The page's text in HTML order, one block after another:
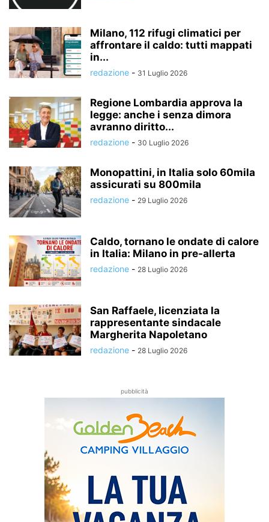
Milano, 112 rifugi climatici per
affrontare il caldo: tutti mappati
in...
redazione - 31 Luglio 2026
Regione Lombardia approva la
legge: anche i senza dimora
avranno diritto...
redazione - 30 Luglio 2026
Monopattini, in Italia solo 60mila
assicurati su 800mila
redazione - 29 Luglio 2026
Caldo, tornano le ondate di calore
in Italia: Milano in pre-allerta
redazione - 28 Luglio 2026
San Raffaele, licenziata la
rappresentante sindacale
Margherita Napoletano
redazione - 28 Luglio 2026
pubblicità